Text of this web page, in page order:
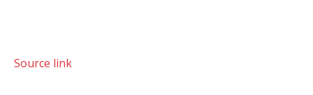
Source link